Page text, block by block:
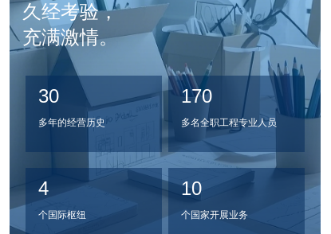
久经考验，
充满激情。
30
多年的经营历史
170
多名全职工程专业人员
4
个国际枢纽
10
个国家开展业务